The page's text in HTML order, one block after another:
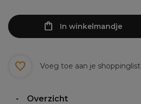
In winkelmandje
Voeg toe aan je shoppinglist
Overzicht